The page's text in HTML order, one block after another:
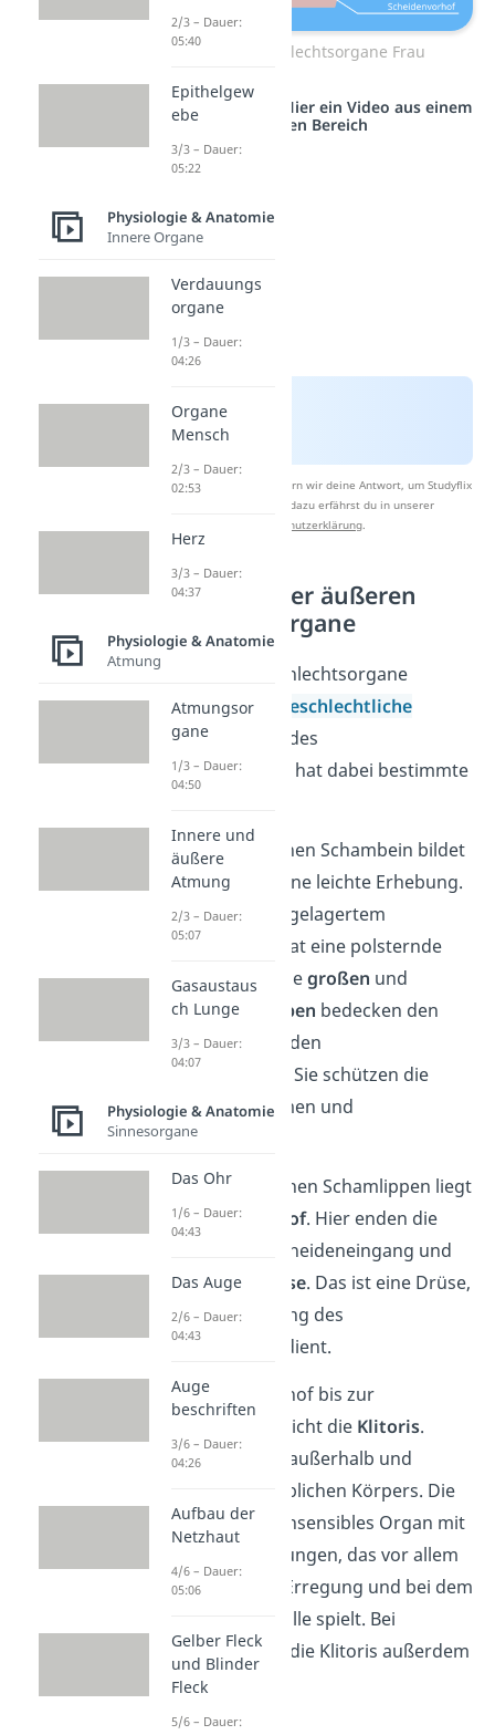
Äußere Geschlechtsorgane Frau
Studyflix vernetzt: Hier ein Video aus einem
anderen Bereich
Nach Beantwortung speichern wir deine Antwort, um Studyflix
zu verbessern. Mehr dazu erfährst du in unserer
Datenschutzerklärung.
Funktionen der äußeren
Geschlechtsorgane
Die äußeren Geschlechtsorgane
ermöglichen die
geschlechtliche
Fortpflanzung
. Jedes
Geschlechtsorgan hat dabei bestimmte
Über dem weiblichen Schambein bildet
Venushügel
eine leichte Erhebung.
Er besteht aus eingelagertem
Fettgewebe und hat eine polsternde
Schutzfunktion. Diegroßen und
kleinen Schamlippen bedecken den
Harnröhren– und den
Scheideneingang
. Sie schützen die
Eingänge vor Keimen und
Fremdkörpern.
Zwischen den kleinen Schamlippen liegt
Scheidenvorhof. Hier enden die
Harnröhre, der Scheideneingang und
die
Bartholin-Drüse. Das ist eine Drüse,
die der Befeuchtung des
Scheidenvorhofs dient.
Vom Scheidenvorhof bis zur
Schambeinfuge reicht die Klitoris.
Dabei verläuft sie außerhalb und
innerhalb des weiblichen Körpers. Die
Klitoris ist ein hochsensibles Organ mit
vielen Nervenendungen, das vor allem
bei der sexuellen Erregung und bei dem
Orgasmus eine Rolle spielt. Bei
Erregung schwillt die Klitoris außerdem
2/3 – Dauer:
05:40
Epithelgew
ebe
3/3 – Dauer:
05:22
Physiologie & Anatomie
Innere Organe
Verdauungs
organe
1/3 – Dauer:
04:26
Organe
Mensch
2/3 – Dauer:
02:53
Herz
3/3 – Dauer:
04:37
Physiologie & Anatomie
Atmung
Atmungsor
gane
1/3 – Dauer:
04:50
Innere und
äußere
Atmung
2/3 – Dauer:
05:07
Gasaustaus
ch Lunge
3/3 – Dauer:
04:07
Physiologie & Anatomie
Sinnesorgane
Das Ohr
1/6 – Dauer:
04:43
Das Auge
2/6 – Dauer:
04:43
Auge
beschriften
3/6 – Dauer:
04:26
Aufbau der
Netzhaut
4/6 – Dauer:
05:06
Gelber Fleck
und Blinder
Fleck
5/6 – Dauer: